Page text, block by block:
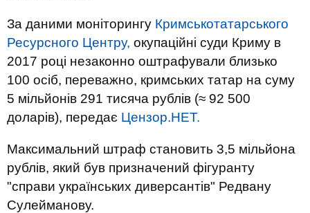
За даними моніторингу Кримськотатарського
Ресурсного Центру, окупаційні суди Криму в
2017 році незаконно оштрафували близько
100 осіб, переважно, кримських татар на суму
5 мільйонів 291 тисяча рублів (≈ 92 500
доларів), передає Цензор.НЕТ.
Максимальний штраф становить 3,5 мільйона
рублів, який був призначений фігуранту
"справи українських диверсантів" Редвану
Сулейманову.